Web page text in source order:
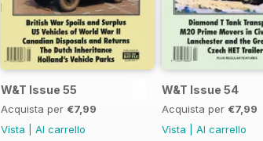
W&T Issue 55
Acquista per €7,99
Vista
Al carrello
W&T Issue 54
Acquista per €7,99
Vista
Al carrello